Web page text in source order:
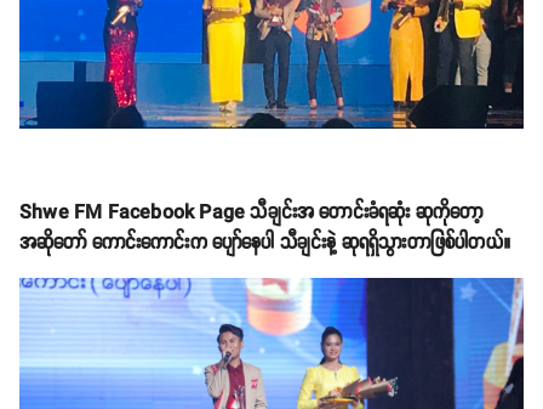
Shwe FM Facebook Page သီချင်းအ တောင်းခံရဆုံး ဆုကိုတော့
အဆိုတော် ကောင်းကောင်းက ပျော်နေပါ သီချင်းနဲ့ ဆုရရှိသွားတာဖြစ်ပါတယ်။